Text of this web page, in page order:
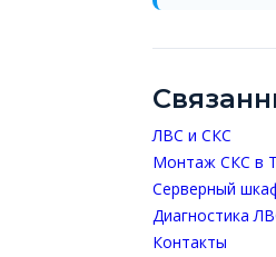
ЛВС и СКС
Монтаж СКС в
Серверный
Диагностика
Контакты